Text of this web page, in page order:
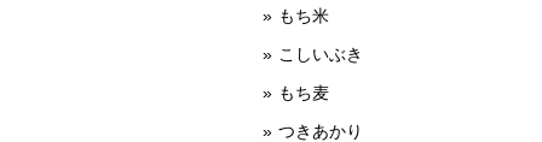
もち米
こしいぶき
もち麦
つきあかり